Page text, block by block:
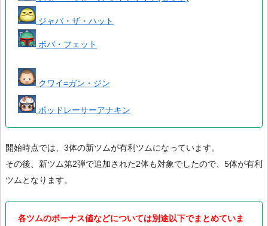
ジャバ・ザ・ハット
ボバ・フェット
クワイ=ガン・ジン
ポッドレーサーアナキン
開始時点では、3体の新ツムが有利ツムになっています。
その後、新ツム第2弾で追加された2体も対象でしたので、5体が有利
ツムとなります。
各ツムのボーナス値などについては別途以下でまとめていま